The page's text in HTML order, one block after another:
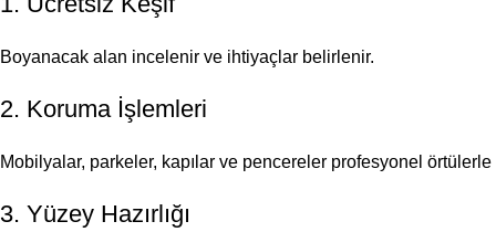
Boyanacak alan incelenir ve ihtiyaçlar belirlenir.
2. Koruma İşlemleri
Mobilyalar, parkeler, kapılar ve pencereler profesyonel örtülerle
3. Yüzey Hazırlığı